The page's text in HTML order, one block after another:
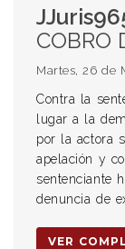
COBRO DE PESOS. CHEQUE DE
Martes, 26 de
Contra la
lugar a la
por la actora
apelación y
sentenciante
denuncia de
VER